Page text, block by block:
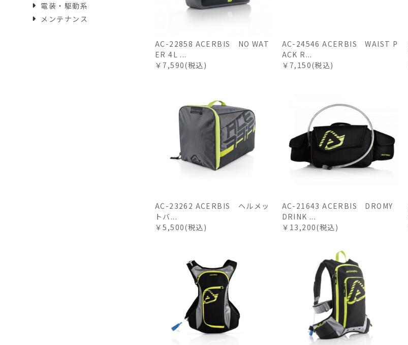
AC-22858 ACERBIS NO WAT
ER 4L ...
￥7,590(税込)
AC-24546 ACERBIS WAIST P
ACK R...
￥7,150(税込)
AC-23262 ACERBIS ヘルメッ
トバ...
￥5,500(税込)
AC-21643 ACERBIS DROMY
DRINK ...
￥13,200(税込)
電装・駆動系
メンテナンス